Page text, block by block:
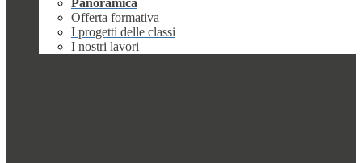
Panoramica
Offerta formativa
I progetti delle classi
I nostri lavori